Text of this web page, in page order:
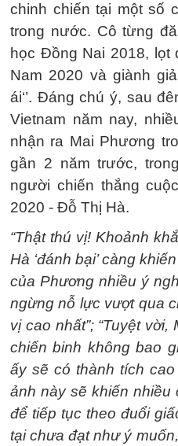
chinh chiến tại một số
trong nước. Cô từng
học Đồng Nai 2018, lọt
Nam 2020 và giành
ái‘’. Đáng chú ý, sau
Vietnam năm nay,
nhận ra Mai Phương
gần 2 năm trước,
người chiến thắng
2020 - Đỗ Thị Hà.
“Thật thú vị! Khoảnh
Hà ‘đánh bại’ càng
của Phương nhiều ý
ngừng nỗ lực vượt qua
vị cao nhất”; “Tuyệt
chiến binh không bao
ấy sẽ có thành tích cao
ảnh này sẽ khiến nhiều
để tiếp tục theo đuổi
tại chưa đạt như ý